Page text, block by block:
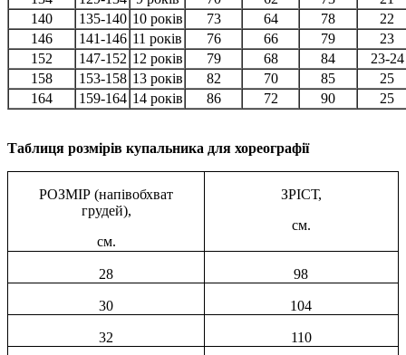
140
135-140 10 років 73 64 78
22
146
141-146 11 років 76 66 79
23
152
147-152 12 років 79 68 84
23-24
158
153-158 13 років 82 70 85
25
164
159-164 14 років 86 72 90 25
Таблиця розмірів купальника для хореографії
РОЗМІР (напівобхват
грудей),
см.
ЗРІСТ,
см.
28 98
30 104
32 110